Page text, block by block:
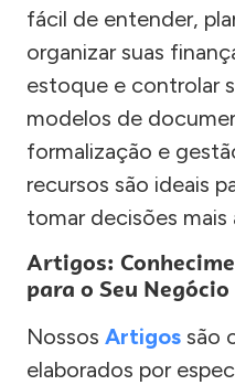
fácil de entender,
organizar suas
estoque e controlar
modelos de
formalização e
recursos são ideais
tomar decisões mais
Artigos:
para o Seu Negócio
Nossos Artigos são
elaborados por